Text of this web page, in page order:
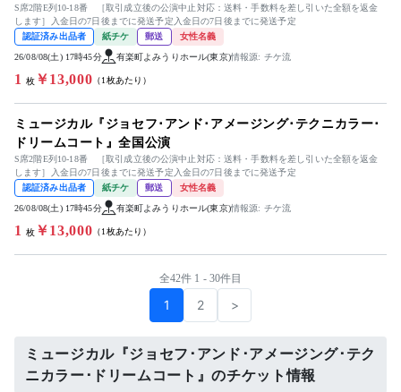
S席2階E列10-18番 ［取引成立後の公演中止対応：送料・手数料を差し引いた全額を返金
します］入金日の7日後までに発送予定入金日の7日後までに発送予定
認証済み出品者
紙チケ 郵送 女性名義
26/08/08(土) 17時45分 有楽町よみうりホール(東京)情報源: チケ流
1 枚￥13,000 （1枚あたり）
ミュージカル『ジョセフ･アンド･アメージング･テクニカラー･
ドリームコート』全国公演
S席2階E列10-18番 ［取引成立後の公演中止対応：送料・手数料を差し引いた全額を返金
します］入金日の7日後までに発送予定入金日の7日後までに発送予定
認証済み出品者
紙チケ 郵送 女性名義
26/08/08(土) 17時45分 有楽町よみうりホール(東京)情報源: チケ流
1 枚￥13,000 （1枚あたり）
全42件 1 - 30件目
1 2 >
ミュージカル『ジョセフ･アンド･アメージング･テク
ニカラー･ドリームコート』のチケット情報